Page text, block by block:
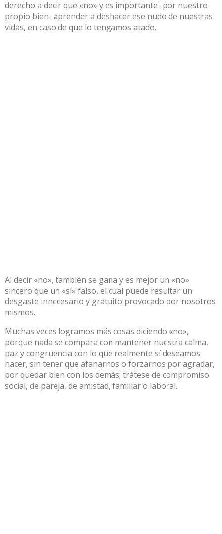
derecho a decir que «no» y es importante -por nuestro
propio bien- aprender a deshacer ese nudo de nuestras
vidas, en caso de que lo tengamos atado.
Al decir «no», también se gana y es mejor un «no»
sincero que un «sí» falso, el cual puede resultar un
desgaste innecesario y gratuito provocado por nosotros
mismos.
Muchas veces logramos más cosas diciendo «no»,
porque nada se compara con mantener nuestra calma,
paz y congruencia con lo que realmente sí deseamos
hacer, sin tener que afanarnos o forzarnos por agradar,
por quedar bien con los demás; trátese de compromiso
social, de pareja, de amistad, familiar o laboral.